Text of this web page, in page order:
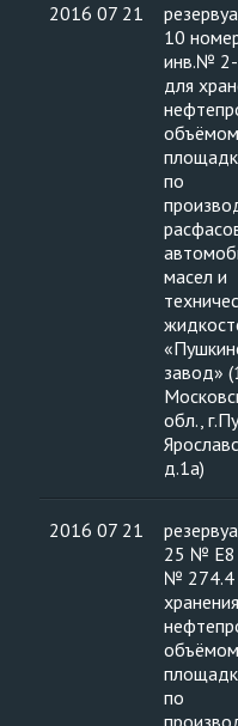
2016 07 21
10
инв.№
для
по
масел и
завод»
обл.,
д.1а)
2016 07 21
25 № Е8
№ 274.4
хранения
по